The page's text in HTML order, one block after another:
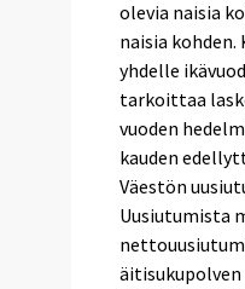
olevia naisia
naisia
yhdelle
tarkoittaa
vuoden
kauden
Väestön
Uusiutumista
äitisukupolven